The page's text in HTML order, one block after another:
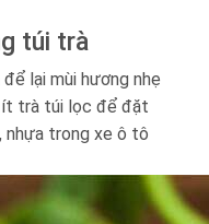
túi trà
lại mùi hương nhẹ
ít trà túi lọc để đặt
nhựa trong xe ô tô